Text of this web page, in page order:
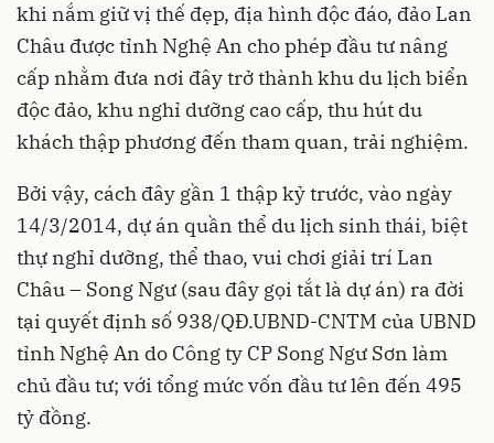
khi nắm giữ vị thế đẹp, địa hình độc đáo, đảo Lan
Châu được tỉnh Nghệ An cho phép đầu tư nâng
cấp nhằm đưa nơi đây trở thành khu du lịch biển
độc đảo, khu nghỉ dưỡng cao cấp, thu hút du
khách thập phương đến tham quan, trải nghiệm.
Bởi vậy, cách đây gần 1 thập kỷ trước, vào ngày
14/3/2014, dự án quần thể du lịch sinh thái, biệt
thự nghỉ dưỡng, thể thao, vui chơi giải trí Lan
Châu – Song Ngư (sau đây gọi tắt là dự án) ra đời
tại quyết định số 938/QĐ.UBND-CNTM của UBND
tỉnh Nghệ An do Công ty CP Song Ngư Sơn làm
chủ đầu tư; với tổng mức vốn đầu tư lên đến 495
tỷ đồng.